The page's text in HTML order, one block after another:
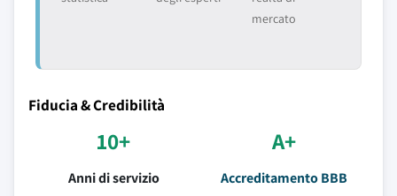
mercato
Fiducia & Credibilità
10+
Anni di servizio
A+
Accreditamento BBB